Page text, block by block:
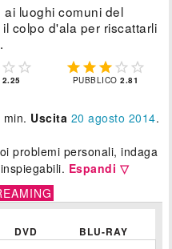
luoghi comuni del
colpo d'ala per riscattarli
 
2.25
    
PUBBLICO2.81
Uscita 20 agosto 2014.
problemi personali, indaga
Espandi ▽
DVD BLU-RAY